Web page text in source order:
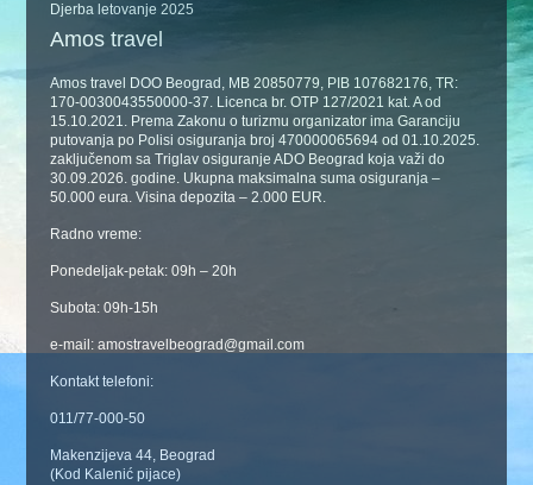
Djerba letovanje 2025
Amos travel
Amos travel DOO Beograd, MB 20850779, PIB 107682176, TR:
170-0030043550000-37. Licenca br. OTP 127/2021 kat. A od
15.10.2021. Prema Zakonu o turizmu organizator ima Garanciju
putovanja po Polisi osiguranja broj 470000065694 od 01.10.2025.
zaključenom sa Triglav osiguranje ADO Beograd koja važi do
30.09.2026. godine. Ukupna maksimalna suma osiguranja –
50.000 eura. Visina depozita – 2.000 EUR.
Radno vreme:
Ponedeljak-petak: 09h – 20h
Subota: 09h-15h
e-mail: amostravelbeograd@gmail.com
Kontakt telefoni:
011/77-000-50
Makenzijeva 44, Beograd
(Kod Kalenić pijace)